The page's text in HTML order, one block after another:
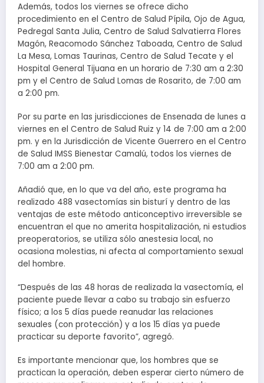
Además, todos los viernes se ofrece dicho
procedimiento en el Centro de Salud Pípila, Ojo de Agua,
Pedregal Santa Julia, Centro de Salud Salvatierra Flores
Magón, Reacomodo Sánchez Taboada, Centro de Salud
La Mesa, Lomas Taurinas, Centro de Salud Tecate y el
Hospital General Tijuana en un horario de 7:30 am a 2:30
pm y el Centro de Salud Lomas de Rosarito, de 7:00 am
a 2:00 pm.
Por su parte en las jurisdicciones de Ensenada de lunes a
viernes en el Centro de Salud Ruiz y 14 de 7:00 am a 2:00
pm. y en la Jurisdicción de Vicente Guerrero en el Centro
de Salud IMSS Bienestar Camalú, todos los viernes de
7:00 am a 2:00 pm.
Añadió que, en lo que va del año, este programa ha
realizado 488 vasectomías sin bisturí y dentro de las
ventajas de este método anticonceptivo irreversible se
encuentran el que no amerita hospitalización, ni estudios
preoperatorios, se utiliza sólo anestesia local, no
ocasiona molestias, ni afecta al comportamiento sexual
del hombre.
“Después de las 48 horas de realizada la vasectomía, el
paciente puede llevar a cabo su trabajo sin esfuerzo
físico; a los 5 días puede reanudar las relaciones
sexuales (con protección) y a los 15 días ya puede
practicar su deporte favorito”, agregó.
Es importante mencionar que, los hombres que se
practican la operación, deben esperar cierto número de